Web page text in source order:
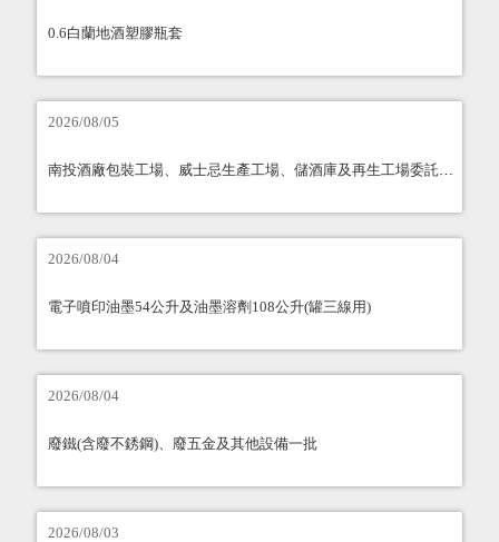
0.6白蘭地酒塑膠瓶套
2026/08/05
南投酒廠包裝工場、威士忌生產工場、儲酒庫及再生工場委託申請綠建築標章
2026/08/04
電子噴印油墨54公升及油墨溶劑108公升(罐三線用)
2026/08/04
廢鐵(含廢不銹鋼)、廢五金及其他設備一批
2026/08/03